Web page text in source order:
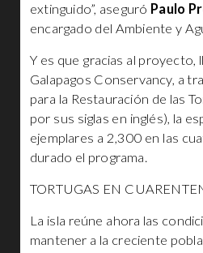
extinguido”, aseguró Paulo
encargado del Ambiente y
Y es que gracias al proyecto,
Galapagos Conservancy, a
para la Restauración de las
por sus siglas en inglés), la
ejemplares a 2,300 en las
durado el programa.
TORTUGAS EN
La isla reúne ahora las
mantener a la creciente